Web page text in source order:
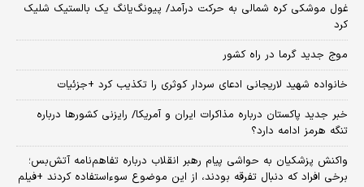
غول موشکی کره شمالی به حرکت درآمد/ پیونگ‌یانگ یک بالستیک شلیک
کرد
موج جدید گرما در راه کشور
خانواده شهید لاریجانی ادعای سردار کوثری را تکذیب کرد +جزئیات
خبر جدید پاکستان درباره مذاکرات ایران و آمریکا/ رایزنی کشورها درباره
تنگه هرمز ادامه دارد؟
واکنش پزشکیان به حواشی پیام رهبر انقلاب درباره تفاهم‌نامه آتش‌بس؛
برخی افراد که دنبال تفرقه بودند، از این موضوع سوءاستفاده کردند +فیلم